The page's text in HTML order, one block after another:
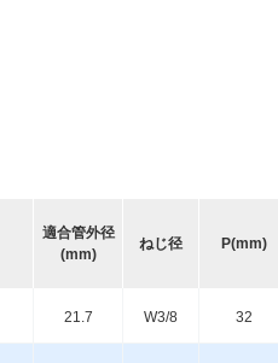
適合管外径
(mm)
ねじ径 P(mm)
21.7 W3/8 32